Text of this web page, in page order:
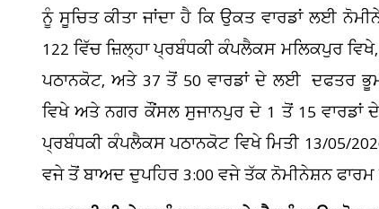
ਨੂੰ ਸੂਚਿਤ ਕੀਤਾ ਜਾਂਦਾ ਹੈ ਕਿ ਉਕਤ ਵਾਰਡਾਂ ਲਈ
122 ਵਿੱਚ ਜ਼ਿਲ੍ਹਾ ਪ੍ਰਬੰਧਕੀ ਕੰਪਲੈਕਸ ਮਲਿਕਪੁਰ
ਪਠਾਨਕੋਟ, ਅਤੇ 37 ਤੋਂ 50 ਵਾਰਡਾਂ ਦੇ ਲਈ ਦਫਤਰ
ਵਿਖੇ ਅਤੇ ਨਗਰ ਕੌਂਸਲ ਸੁਜਾਨਪੁਰ ਦੇ 1 ਤੋਂ 15
ਪ੍ਰਬੰਧਕੀ ਕੰਪਲੈਕਸ ਪਠਾਨਕੋਟ ਵਿਖੇ ਮਿਤੀ 13/05/
ਵਜੇ ਤੋਂ ਬਾਅਦ ਦੁਪਹਿਰ 3:00 ਵਜੇ ਤੱਕ ਨੋਮੀਨੇਸ਼ਨ ਫਾਰਮ